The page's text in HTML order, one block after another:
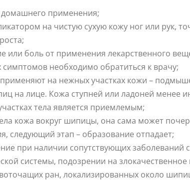
домашнего применения;
на чистую сухую кожу ног или рук,
или боль от применения лекарственного
необходимо обратиться к врачу;
применяют на нежных участках кожи –
на лице. Кожа ступней или ладоней менее
тела является приемлемым;
кожа вокруг шипицы, она сама может
следующий этап – образование отпадает;
при наличии сопутствующих заболеваний
системы, подозрении на
ран, локализированных около